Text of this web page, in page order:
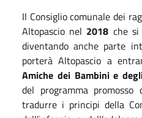
Il Consiglio comunale dei
Altopascio nel 2018 che
diventando anche parte
porterà Altopascio a
Amiche dei Bambini e
del programma promosso
tradurre i principi della